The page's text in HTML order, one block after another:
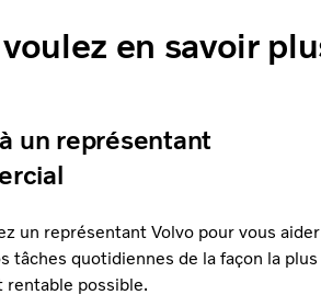
en savoir
un représentant
un représentant Volvo pour vous
tâches quotidiennes de la façon la plus
rentable possible.